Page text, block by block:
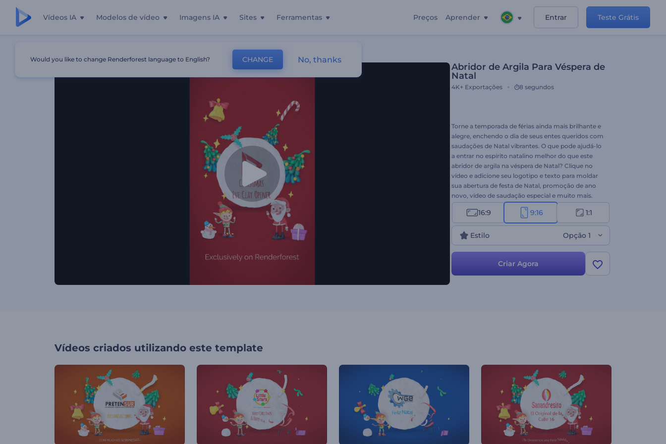
Vídeos IA Modelos de vídeo Imagens IA Sites Ferramentas Preços Aprender Entrar Teste Grátis
Abridor de Argila Para Véspera de
Natal
4K+ Exportações 8 segundos
Torne a temporada de férias ainda mais brilhante e
alegre, enchendo o dia de seus entes queridos com
saudações de Natal vibrantes. O que pode ajudá-lo
a entrar no espírito natalino melhor do que este
abridor de argila na véspera de Natal? Clique no
vídeo e adicione seu logotipo e texto para moldar
sua abertura de festa de Natal, promoção de ano
novo, vídeo de saudação especial e muito mais.
Experimente agora!
16:9 9:16 1:1
Estilo Opção 1
Criar Agora
Vídeos criados utilizando este template
Would you like to change Renderforest language to English? CHANGE No, thanks